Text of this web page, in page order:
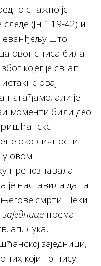
снажно је
следе (Јн 1:19-42) и
еванђељу што
овог списа била
којег је св. ап.
овај
али је
моменти били део
око личности
у овом
препознавала
је наставила да га
смрти. Неки
према
ап. Лука,
заједници,
који то нису